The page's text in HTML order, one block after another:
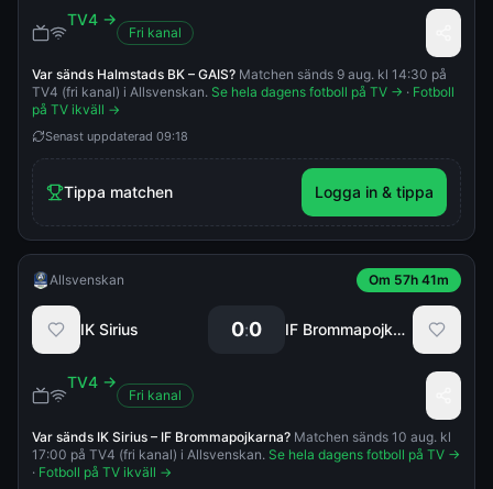
TV4 →
Fri kanal
Var sänds Halmstads BK – GAIS? Matchen sänds 9 aug. kl 14:30 på
TV4 (fri kanal) i Allsvenskan. Se hela dagens fotboll på TV → · Fotboll
på TV ikväll →
Senast uppdaterad 09:18
Tippa matchen Logga in & tippa
Allsvenskan Om 57h 41m
IK Sirius 0:0 IF Brommapojkarna
TV4 →
Fri kanal
Var sänds IK Sirius – IF Brommapojkarna? Matchen sänds 10 aug. kl
17:00 på TV4 (fri kanal) i Allsvenskan. Se hela dagens fotboll på TV →
· Fotboll på TV ikväll →